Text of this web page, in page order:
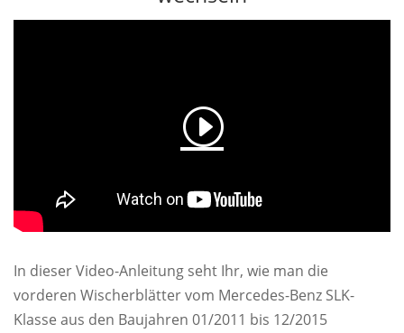
In dieser Video-Anleitung seht Ihr, wie man die
vorderen Wischerblätter vom Mercedes-Benz SLK-
Klasse aus den Baujahren 01/2011 bis 12/2015